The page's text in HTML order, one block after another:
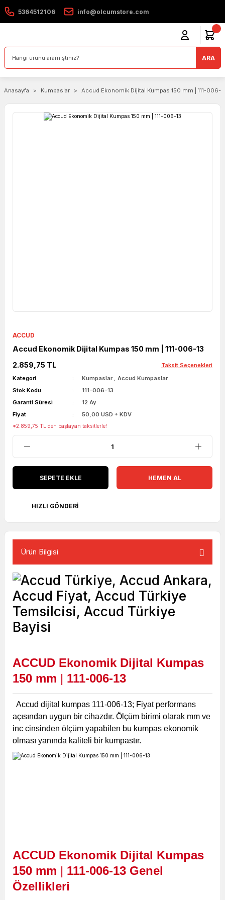
5364512106 info@olcumstore.com
ARA
Anasayfa Kumpaslar Accud Ekonomik Dijital Kumpas 150 mm | 111-006-
ACCUD
Accud Ekonomik Dijital Kumpas 150 mm | 111-006-13
2.859,75 TL
Taksit Seçenekleri
Kategori
Kumpaslar ,Accud Kumpaslar
Stok Kodu
111-006-13
Garanti Süresi
12 Ay
Fiyat
50,00 USD + KDV
*2.859,75 TL den başlayan taksitlerle!
SEPETE EKLE HEMEN AL
HIZLI GÖNDERI
Ürün Bilgisi
ACCUD Ekonomik Dijital Kumpas
150 mm | 111-006-13
Accud dijital kumpas 111-006-13; Fiyat performans
açısından uygun bir cihazdır. Ölçüm birimi olarak mm ve
inc cinsinden ölçüm yapabilen bu kumpas ekonomik
olması yanında kaliteli bir kumpastır.
ACCUD Ekonomik Dijital Kumpas
150 mm | 111-006-13 Genel
Özellikleri